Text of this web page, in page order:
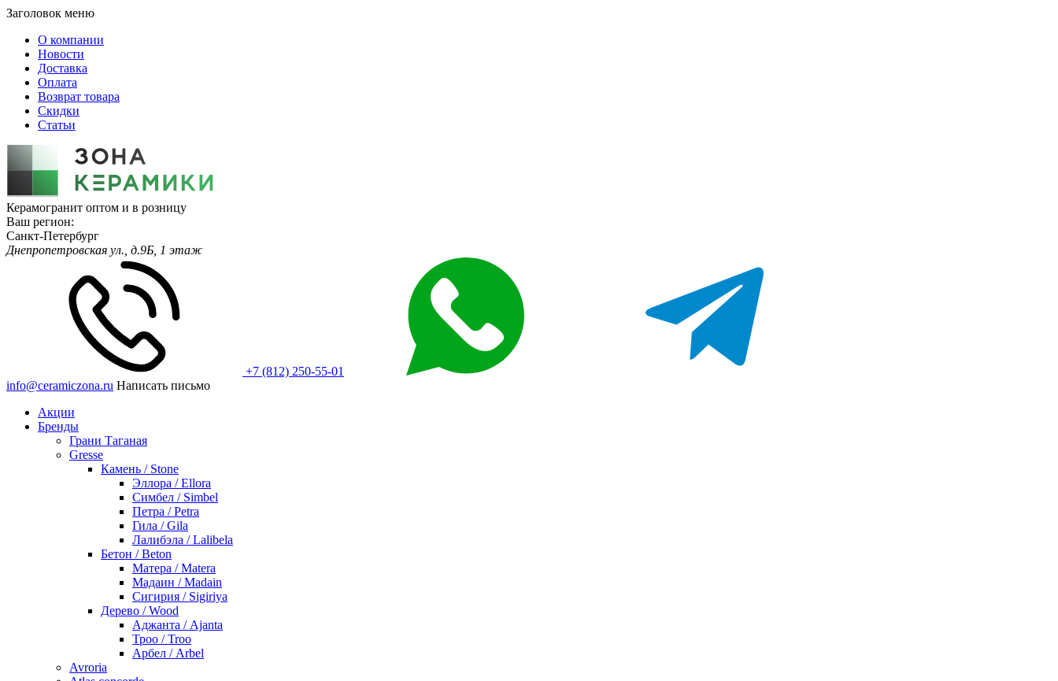
Заголовок меню
О компании
Новости
Доставка
Оплата
Возврат товара
Скидки
Статьи
Керамогранит оптом и в розницу
Ваш регион:
Санкт-Петербург
Днепропетровская ул., д.9Б, 1 этаж
+7 (812) 250-55-01
info@ceramiczona.ru Написать письмо
Акции
Бренды
Грани Таганая
Gresse
Камень / Stone
Эллора / Ellora
Симбел / Simbel
Петра / Petra
Гила / Gila
Лалибэла / Lalibela
Бетон / Beton
Матера / Matera
Мадаин / Madain
Сигирия / Sigiriya
Дерево / Wood
Аджанта / Ajanta
Троо / Troo
Арбел / Arbel
Avroria